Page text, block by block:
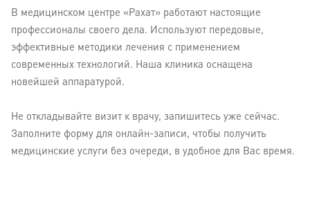
В медицинском центре «Рахат» работают настоящие
профессионалы своего дела. Используют передовые,
эффективные методики лечения с применением
современных технологий. Наша клиника оснащена
новейшей аппаратурой.
Не откладывайте визит к врачу, запишитесь уже сейчас.
Заполните форму для онлайн-записи, чтобы получить
медицинские услуги без очереди, в удобное для Вас время.